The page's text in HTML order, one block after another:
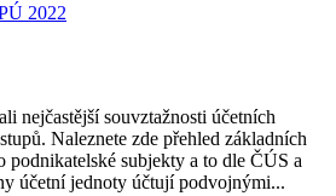
2022
nejčastější souvztažnosti účetních
Naleznete zde přehled základních
podnikatelské subjekty a to dle ČÚS a
účetní jednoty účtují podvojnými...